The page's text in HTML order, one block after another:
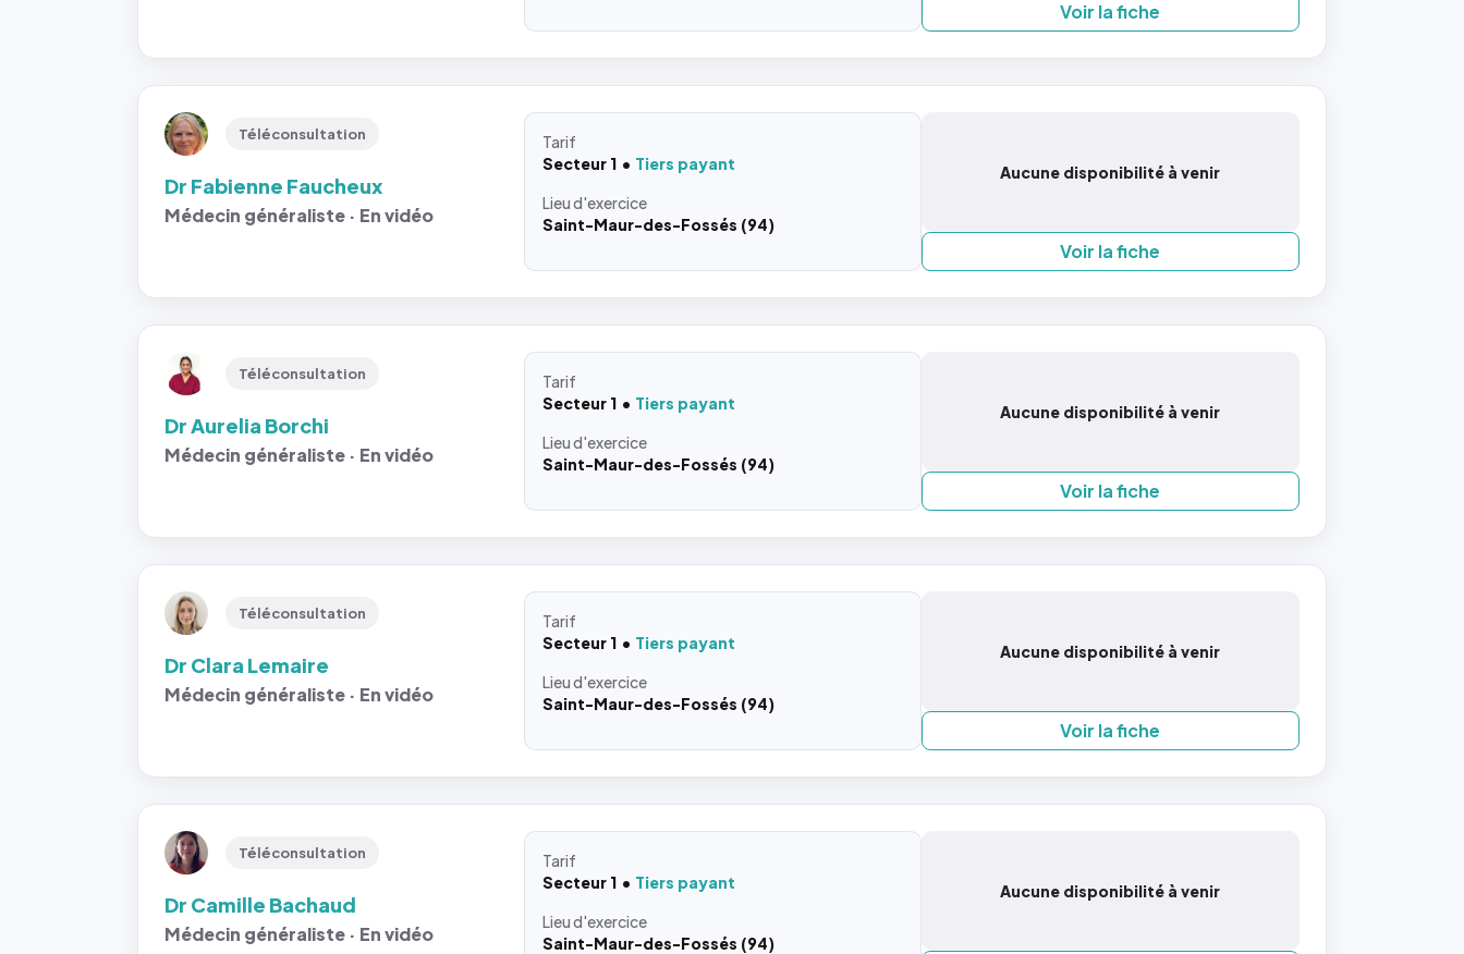
Voir la fiche
Téléconsultation
Dr Fabienne Faucheux
Médecin généraliste · En vidéo
Tarif
Secteur 1
Tiers payant
Lieud'exercice
Saint-Maur-des-Fossés (94)
Aucune disponibilité à venir
Voir la fiche
Téléconsultation
Dr Aurelia Borchi
Médecin généraliste · En vidéo
Tarif
Secteur 1
Tiers payant
Lieud'exercice
Saint-Maur-des-Fossés (94)
Aucune disponibilité à venir
Voir la fiche
Téléconsultation
Dr Clara Lemaire
Médecin généraliste · En vidéo
Tarif
Secteur 1
Tiers payant
Lieud'exercice
Saint-Maur-des-Fossés (94)
Aucune disponibilité à venir
Voir la fiche
Téléconsultation
Dr Camille Bachaud
Médecin généraliste · En vidéo
Tarif
Secteur 1
Tiers payant
Lieud'exercice
Saint-Maur-des-Fossés (94)
Aucune disponibilité à venir